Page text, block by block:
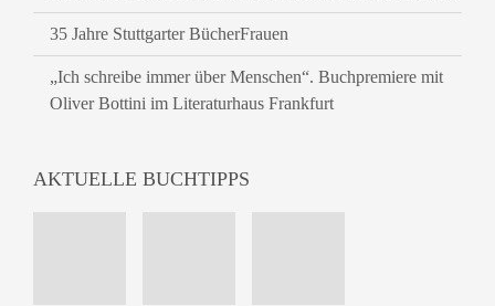
35 Jahre Stuttgarter BücherFrauen
„Ich schreibe immer über Menschen“. Buchpremiere mit
Oliver Bottini im Literaturhaus Frankfurt
AKTUELLE BUCHTIPPS